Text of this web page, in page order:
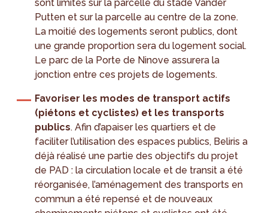
sont limités sur la parcelle du stade Vander
Putten et sur la parcelle au centre de la zone.
La moitié des logements seront publics, dont
une grande proportion sera du logement social.
Le parc de la Porte de Ninove assurera la
jonction entre ces projets de logements.
Favoriser les modes de transport actifs
(piétons et cyclistes) et les transports
publics. Afin d’apaiser les quartiers et de
faciliter l’utilisation des espaces publics, Beliris a
déjà réalisé une partie des objectifs du projet
de PAD : la circulation locale et de transit a été
réorganisée, l’aménagement des transports en
commun a été repensé et de nouveaux